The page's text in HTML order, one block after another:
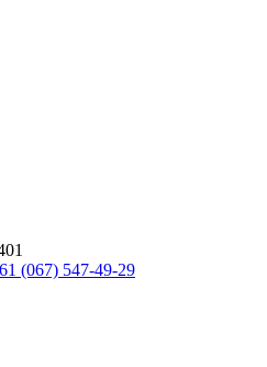
(067) 547-49-29